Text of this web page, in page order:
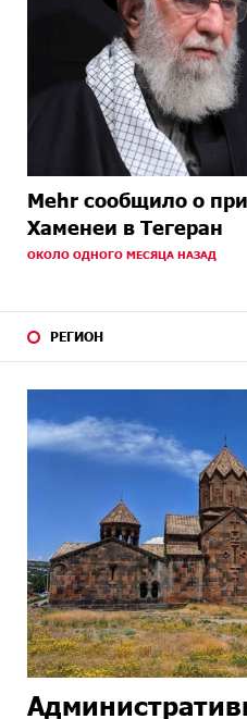
Mehr сообщило о
Хаменеи в Тегеран
ОКОЛО ОДНОГО МЕСЯЦА НАЗАД
РЕГИОН